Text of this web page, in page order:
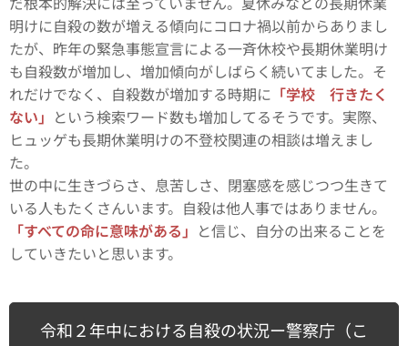
明けに自殺の数が増える傾向にコロナ禍以前からありまし
たが、昨年の緊急事態宣言による一斉休校や長期休業明け
も自殺数が増加し、増加傾向がしばらく続いてました。そ
れだけでなく、自殺数が増加する時期に 「学校 行きたく
ない」 という検索ワード数も増加してるそうです。実際、
ヒュッゲも長期休業明けの不登校関連の相談は増えまし
た。
世の中に生きづらさ、息苦しさ、閉塞感を感じつつ生きて
いる人もたくさんいます。自殺は他人事ではありません。
「すべての命に意味がある」 と信じ、自分の出来ることを
していきたいと思います。
令和２年中における自殺の状況ー警察庁（こ